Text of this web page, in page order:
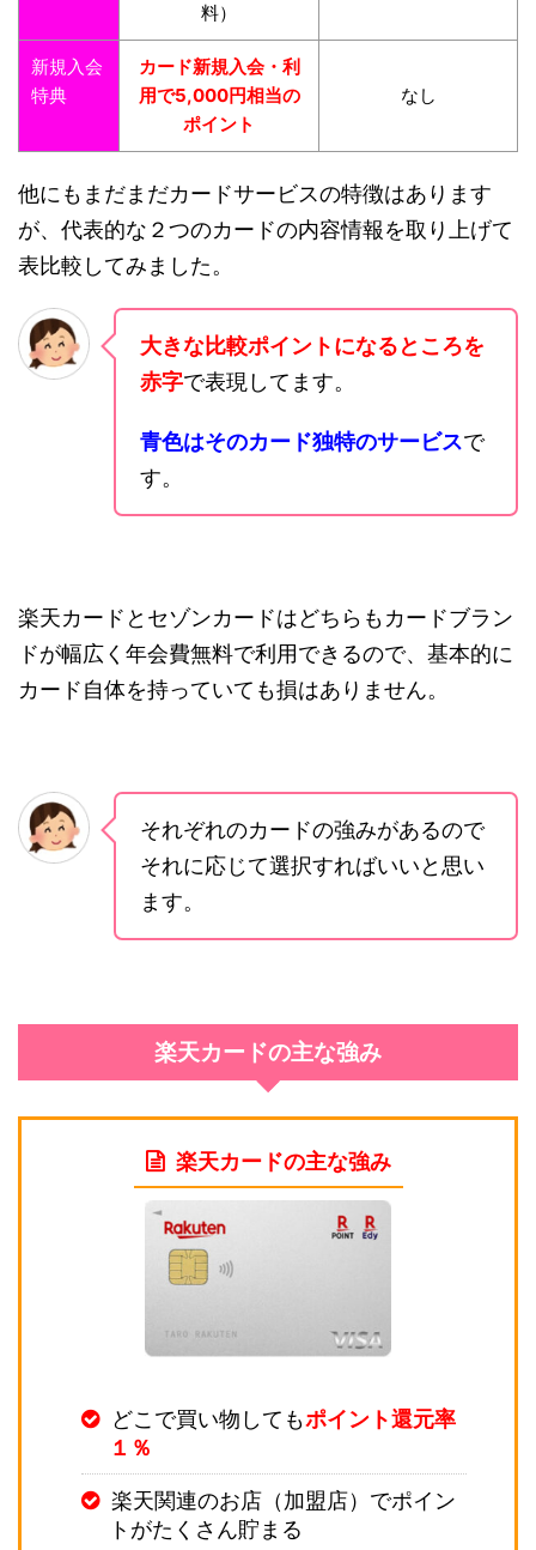
料）
新規入会
特典
カード新規入会・利
用で5,000円相当の
ポイント
なし
他にもまだまだカードサービスの特徴はあります
が、代表的な２つのカードの内容情報を取り上げて
表比較してみました。
大きな比較ポイントになるところを
赤字で表現してます。
青色はそのカード独特のサービスで
す。
楽天カードとセゾンカードはどちらもカードブラン
ドが幅広く年会費無料で利用できるので、基本的に
カード自体を持っていても損はありません。
それぞれのカードの強みがあるので
それに応じて選択すればいいと思い
ます。
楽天カードの主な強み
楽天カードの主な強み
どこで買い物してもポイント還元率
１％
楽天関連のお店（加盟店）でポイン
トがたくさん貯まる